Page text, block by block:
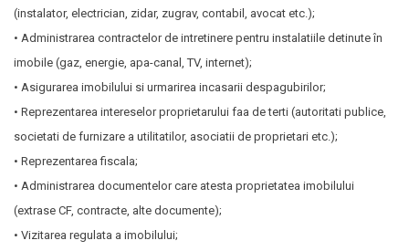
(instalator, electrician, zidar, zugrav, contabil, avocat etc.);
• Administrarea contractelor de intretinere pentru instalatiile detinute în
imobile (gaz, energie, apa-canal, TV, internet);
• Asigurarea imobilului si urmarirea incasarii despagubirilor;
• Reprezentarea intereselor proprietarului faa de terti (autoritati publice,
societati de furnizare a utilitatilor, asociatii de proprietari etc.);
• Reprezentarea fiscala;
• Administrarea documentelor care atesta proprietatea imobilului
(extrase CF, contracte, alte documente);
• Vizitarea regulata a imobilului;